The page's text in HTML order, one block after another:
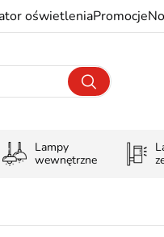
oświetleniaPromocje
Lampy
wewnętrzne